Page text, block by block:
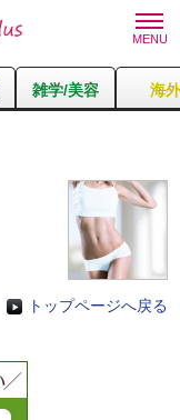
雑学/美容 海
トップページへ戻る